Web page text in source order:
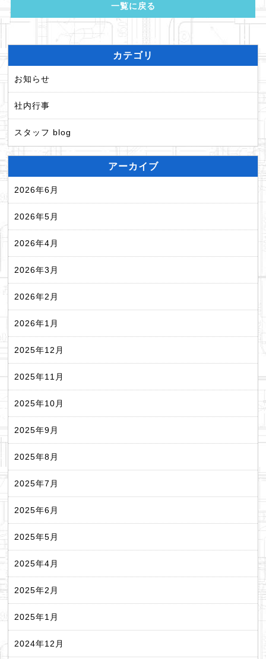
一覧に戻る
カテゴリ
お知らせ
社内行事
スタッフ blog
アーカイブ
2026年6月
2026年5月
2026年4月
2026年3月
2026年2月
2026年1月
2025年12月
2025年11月
2025年10月
2025年9月
2025年8月
2025年7月
2025年6月
2025年5月
2025年4月
2025年2月
2025年1月
2024年12月